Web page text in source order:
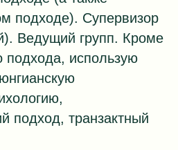
подходе). Супервизор
Ведущий групп. Кроме
подхода, использую
подход, транзактный